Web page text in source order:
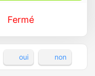
Fermé
oui non